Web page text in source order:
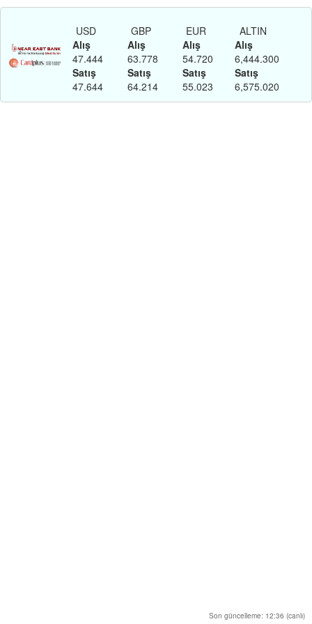
USD
Alış
47.444
Satış
47.644
GBP
Alış
63.778
Satış
64.214
EUR
Alış
54.720
Satış
55.023
ALTIN
Alış
6,444.300
Satış
6,575.020
Son güncelleme: 12:36 (canlı)